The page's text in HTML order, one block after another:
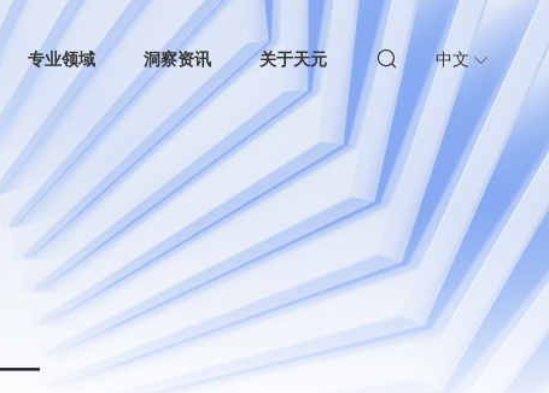
专业领域 洞察资讯 关于天元 中文